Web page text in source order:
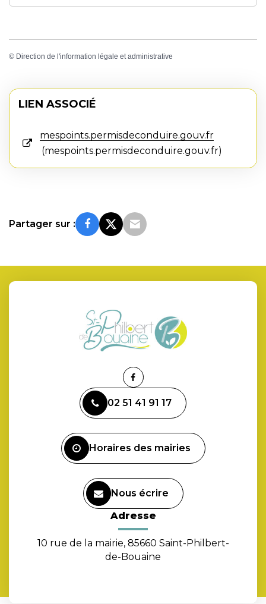
© Direction de l'information légale et administrative
LIEN ASSOCIÉ
mespoints.permisdeconduire.gouv.fr
mespoints.permisdeconduire.gouv.fr
Partager sur :
Lien
le
compte
02 51 41 91 17
Horaires des mairies
Nous écrire
Adresse
10 rue de la mairie, 85660 Saint-Philbert-
de-Bouaine